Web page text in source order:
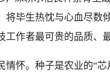
将毕生热忱与心血尽数
作者最可贵的品质、
情怀。种子是农业的“